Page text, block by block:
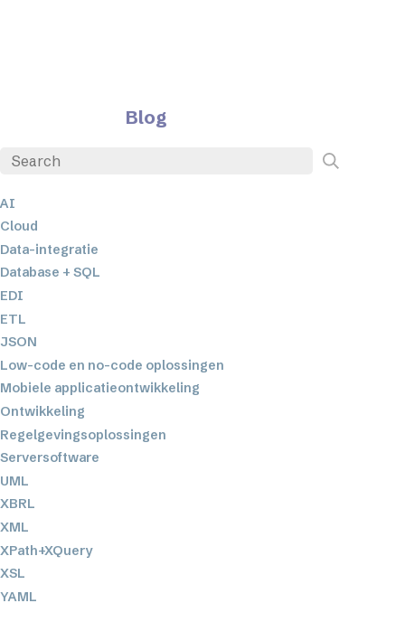
Blog
AI
Cloud
Data-integratie
Database + SQL
EDI
ETL
JSON
Low-code en no-code oplossingen
Mobiele applicatieontwikkeling
Ontwikkeling
Regelgevingsoplossingen
Serversoftware
UML
XBRL
XML
XPath+XQuery
XSL
YAML